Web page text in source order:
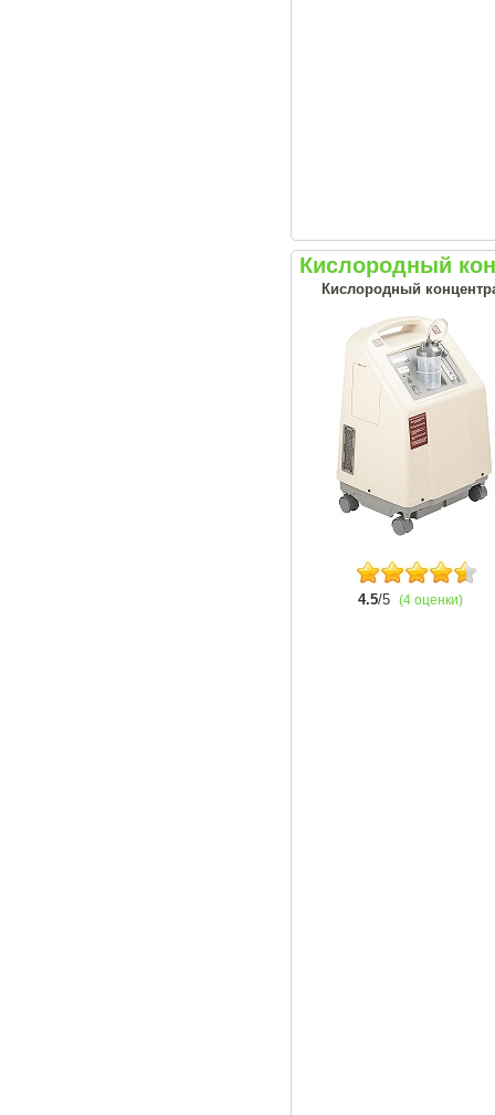
Кислородный
Кислородный
4.5/5 (4 оценки)